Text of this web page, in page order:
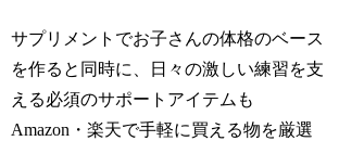
サプリメントでお子さんの体格のベース
を作ると同時に、日々の激しい練習を支
える必須のサポートアイテムも
Amazon・楽天で手軽に買える物を厳選